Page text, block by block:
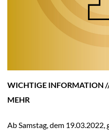
WICHTIGE INFORMATION
MEHR
Ab Samstag, dem